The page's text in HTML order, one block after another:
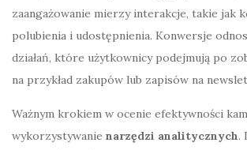
zaangażowanie mierzy interakcje, takie jak
polubienia i udostępnienia. Konwersje
działań, które użytkownicy podejmują po
na przykład zakupów lub zapisów na
Ważnym krokiem w ocenie efektywności
wykorzystywanie narzędzi analitycznych.